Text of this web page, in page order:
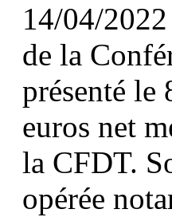
14/04/
de la
présenté
euros net
la CFDT.
opérée